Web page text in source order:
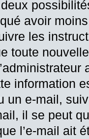
avoir
les
toute
information
un e-mail,
il se peut
l’e-mail ait